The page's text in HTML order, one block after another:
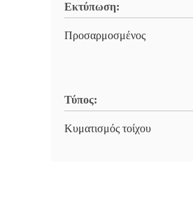
Εκτύπωση:
Προσαρμοσμένος
Τύπος:
Κυματισμός τοίχου